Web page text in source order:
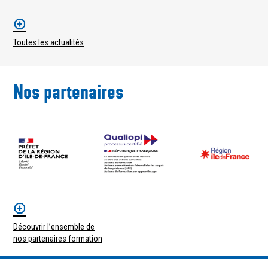
Toutes les actualités
Nos partenaires
Découvrir l’ensemble de
nos partenaires formation